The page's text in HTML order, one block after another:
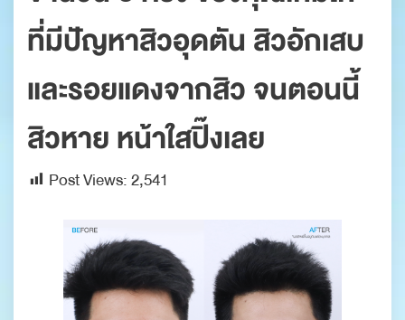
ที่มีปัญหาสิวอุดตัน สิวอักเสบ
และรอยแดงจากสิว จนตอนนี้
สิวหาย หน้าใสปิ๊งเลย
Post Views:2,541